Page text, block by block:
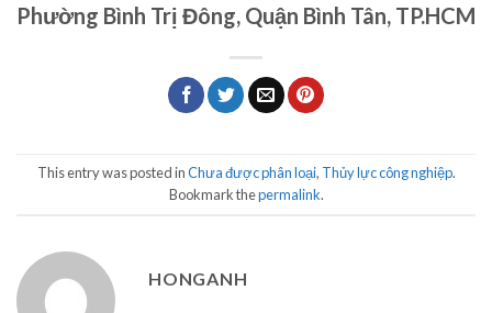
Phường Bình Trị Đông, Quận Bình Tân, TP.HCM
This entry was posted inChưa được phân loại, Thủy lực công nghiệp.
Bookmark thepermalink.
HONGANH